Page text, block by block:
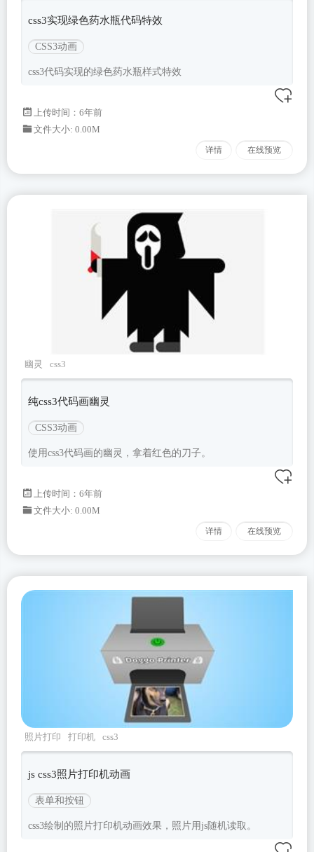
css3实现绿色药水瓶代码特效
CSS3动画
css3代码实现的绿色药水瓶样式特效
上传时间：6年前
文件大小: 0.00M
详情 在线预览
幽灵 css3
纯css3代码画幽灵
CSS3动画
使用css3代码画的幽灵，拿着红色的刀子。
上传时间：6年前
文件大小: 0.00M
详情 在线预览
照片打印 打印机 css3
js css3照片打印机动画
表单和按钮
css3绘制的照片打印机动画效果，照片用js随机读取。